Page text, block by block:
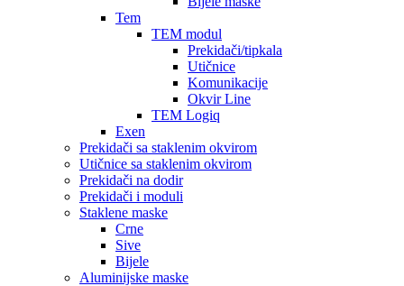
Tem
TEM modul
Prekidači/tipkala
Utičnice
Komunikacije
Okvir Line
TEM Logiq
Exen
Prekidači sa staklenim okvirom
Utičnice sa staklenim okvirom
Prekidači na dodir
Prekidači i moduli
Staklene maske
Crne
Sive
Bijele
Aluminijske maske